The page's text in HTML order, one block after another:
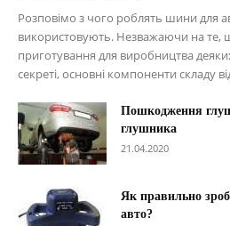
Розповімо з чого роблять шини для
використовують. Незважаючи на те,
приготування для виробництва
секреті, основні компоненти складу
Пошкодження
глушника
21.04.2020
Як правильно
авто?